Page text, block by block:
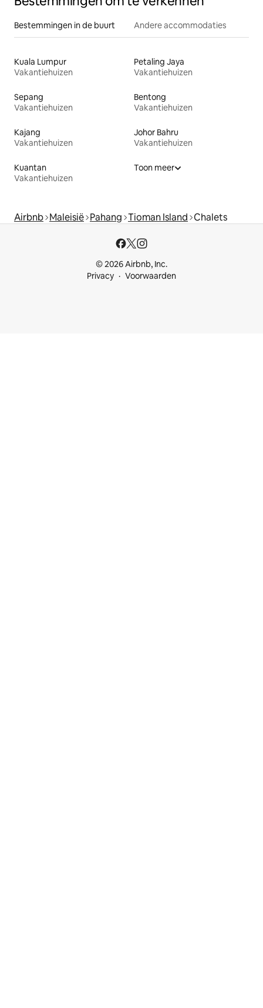
Bestemmingen in de buurt Andere accommodaties
Kuala Lumpur
Vakantiehuizen
Petaling Jaya
Vakantiehuizen
Sepang
Vakantiehuizen
Bentong
Vakantiehuizen
Kajang
Vakantiehuizen
Johor Bahru
Vakantiehuizen
Kuantan
Vakantiehuizen
Toon meer
Airbnb Maleisië Pahang Tioman Island Chalets
© 2026 Airbnb, Inc.
Privacy
Voorwaarden